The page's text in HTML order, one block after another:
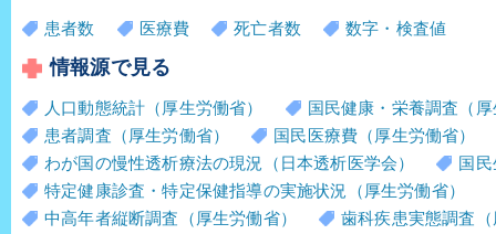
患者数 医療費 死亡者数 数字・検査値
情報源で見る
人口動態統計（厚生労働省）
国民健康・栄養調査（
患者調査（厚生労働省）
国民医療費（厚生労働省）
わが国の慢性透析療法の現況（日本透析医学会）
国
特定健康診査・特定保健指導の実施状況（厚生労働省）
中高年者縦断調査（厚生労働省）
歯科疾患実態調査